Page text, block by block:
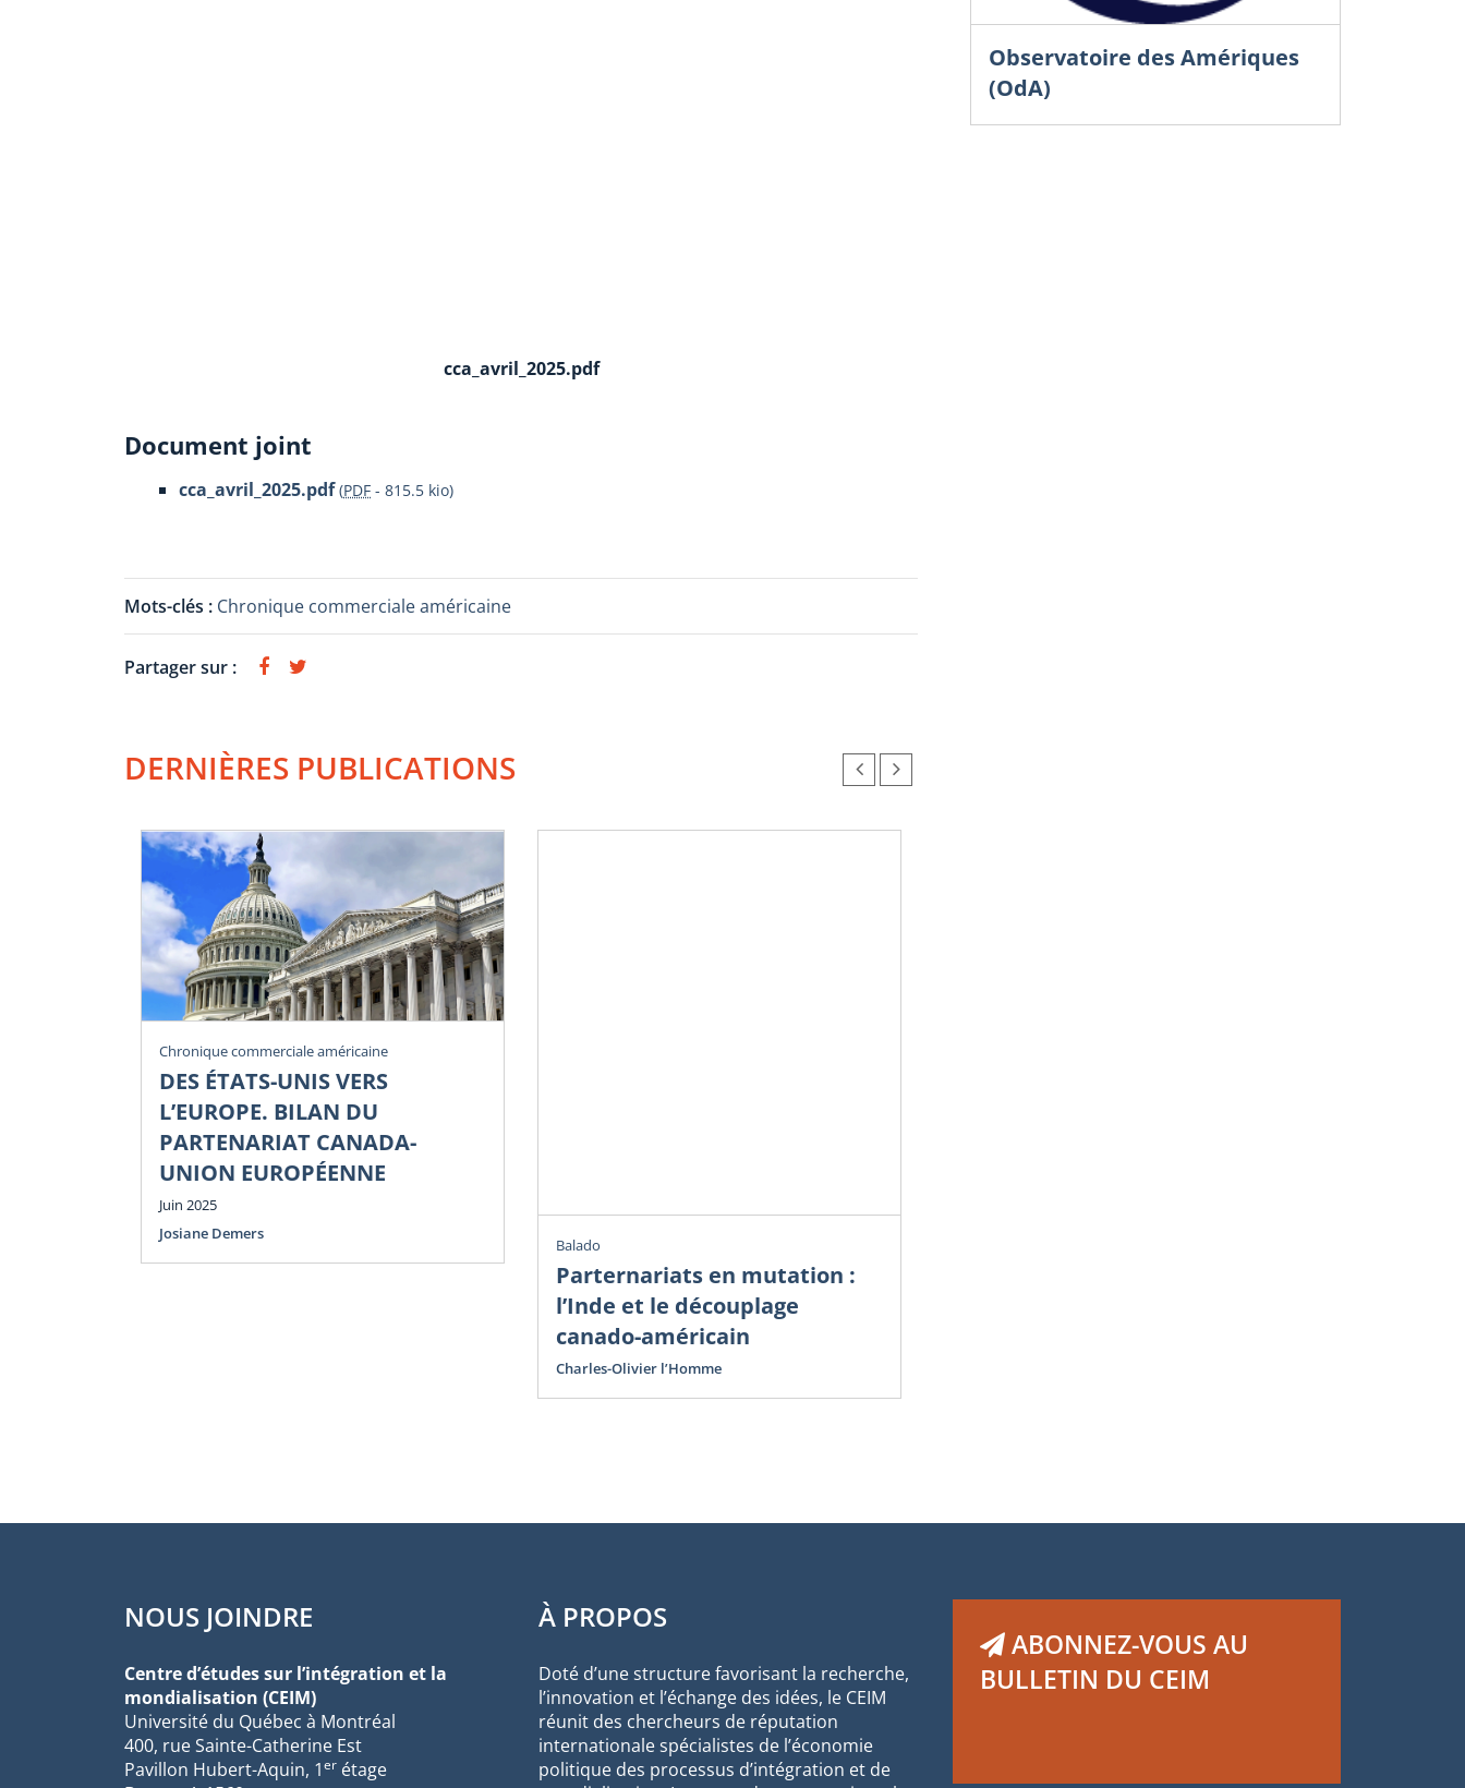
cca_avril_2025.pdf
Document joint
cca_avril_2025.pdf (PDF - 815.5 kio)
Mots-clés : Chronique commerciale américaine
Partager sur :
DERNIÈRES PUBLICATIONS
Chronique commerciale américaine
DES ÉTATS-UNIS VERS
L’EUROPE. BILAN DU
PARTENARIAT CANADA-
UNION EUROPÉENNE
Juin 2025
Josiane Demers
Balado
Parternariats en mutation :
l’Inde et le découplage
canado-américain
Charles-Olivier l’Homme
Observatoire des Amériques
(OdA)
NOUS JOINDRE
Centre d’études sur l’intégration et la
mondialisation (CEIM)
Université du Québec à Montréal
400, rue Sainte-Catherine Est
Pavillon Hubert-Aquin, 1er étage
À PROPOS
Doté d’une structure favorisant la recherche,
l’innovation et l’échange des idées, le CEIM
réunit des chercheurs de réputation
internationale spécialistes de l’économie
politique des processus d’intégration et de
ABONNEZ-VOUS AU
BULLETIN DU CEIM